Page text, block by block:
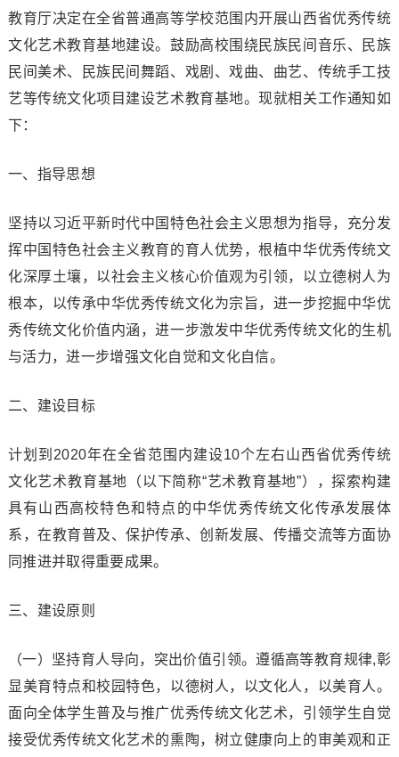
教育厅决定在全省普通高等学校范围内开展山西省优秀传统
文化艺术教育基地建设。鼓励高校围绕民族民间音乐、民族
民间美术、民族民间舞蹈、戏剧、戏曲、曲艺、传统手工技
艺等传统文化项目建设艺术教育基地。现就相关工作通知如
下：
一、指导思想
坚持以习近平新时代中国特色社会主义思想为指导，充分发
挥中国特色社会主义教育的育人优势，根植中华优秀传统文
化深厚土壤，以社会主义核心价值观为引领，以立德树人为
根本，以传承中华优秀传统文化为宗旨，进一步挖掘中华优
秀传统文化价值内涵，进一步激发中华优秀传统文化的生机
与活力，进一步增强文化自觉和文化自信。
二、建设目标
计划到2020年在全省范围内建设10个左右山西省优秀传统
文化艺术教育基地（以下简称“艺术教育基地”），探索构建
具有山西高校特色和特点的中华优秀传统文化传承发展体
系，在教育普及、保护传承、创新发展、传播交流等方面协
同推进并取得重要成果。
三、建设原则
（一）坚持育人导向，突出价值引领。遵循高等教育规律,彰
显美育特点和校园特色，以德树人，以文化人，以美育人。
面向全体学生普及与推广优秀传统文化艺术，引领学生自觉
接受优秀传统文化艺术的熏陶，树立健康向上的审美观和正